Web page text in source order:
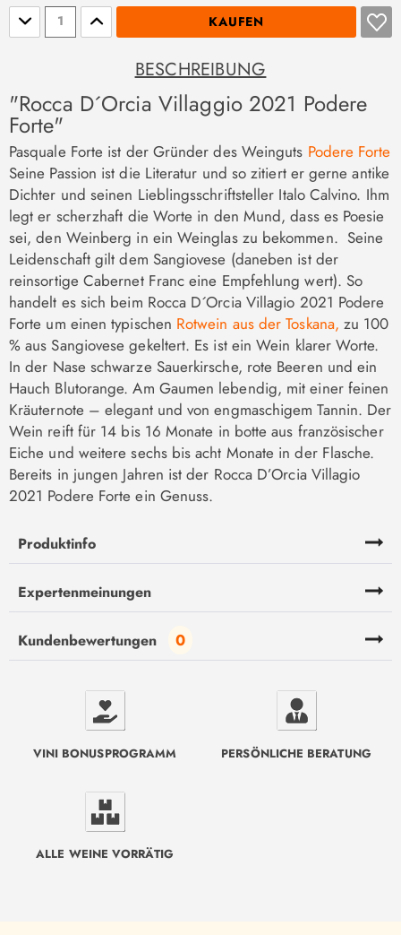
Stückzahl KAUFEN
BESCHREIBUNG
"Rocca D´Orcia Villaggio 2021 Podere
Forte"
Pasquale Forte ist der Gründer des Weinguts Podere Forte
Seine Passion ist die Literatur und so zitiert er gerne antike
Dichter und seinen Lieblingsschriftsteller Italo Calvino. Ihm
legt er scherzhaft die Worte in den Mund, dass es Poesie
sei, den Weinberg in ein Weinglas zu bekommen. Seine
Leidenschaft gilt dem Sangiovese (daneben ist der
reinsortige Cabernet Franc eine Empfehlung wert). So
handelt es sich beim Rocca D´Orcia Villagio 2021 Podere
Forte um einen typischen Rotwein aus der Toskana, zu 100
% aus Sangiovese gekeltert. Es ist ein Wein klarer Worte.
In der Nase schwarze Sauerkirsche, rote Beeren und ein
Hauch Blutorange. Am Gaumen lebendig, mit einer feinen
Kräuternote – elegant und von engmaschigem Tannin. Der
Wein reift für 14 bis 16 Monate in botte aus französischer
Eiche und weitere sechs bis acht Monate in der Flasche.
Bereits in jungen Jahren ist der Rocca D’Orcia Villagio
2021 Podere Forte ein Genuss.
Produktinfo
Expertenmeinungen
Kundenbewertungen 0
VINI BONUSPROGRAMM PERSÖNLICHE BERATUNG
ALLE WEINE VORRÄTIG